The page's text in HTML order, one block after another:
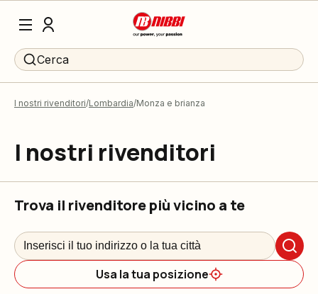
Cerca
I nostri rivenditori Lombardia Monza e brianza
I nostri rivenditori
Trova il rivenditore più vicino a te
Usa la tua posizione